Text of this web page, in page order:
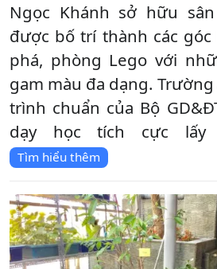
Ngọc Khánh sở hữu
được bố trí thành các góc
phá, phòng Lego với
gam màu đa dạng.
trình chuẩn của Bộ
dạy học tích cực lấy
Tìm hiểu thêm